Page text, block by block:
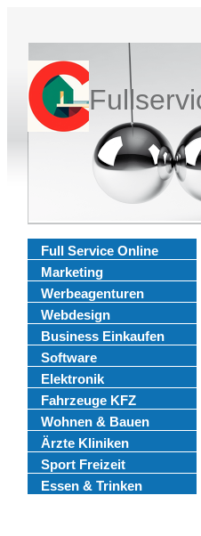
Full Service Online
Marketing
Werbeagenturen
Webdesign
Business Einkaufen
Software
Elektronik
Fahrzeuge KFZ
Wohnen & Bauen
Ärzte Kliniken
Sport Freizeit
Essen & Trinken